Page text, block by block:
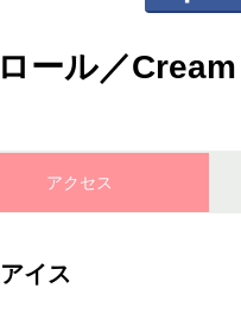
ール／
アクセス
イス